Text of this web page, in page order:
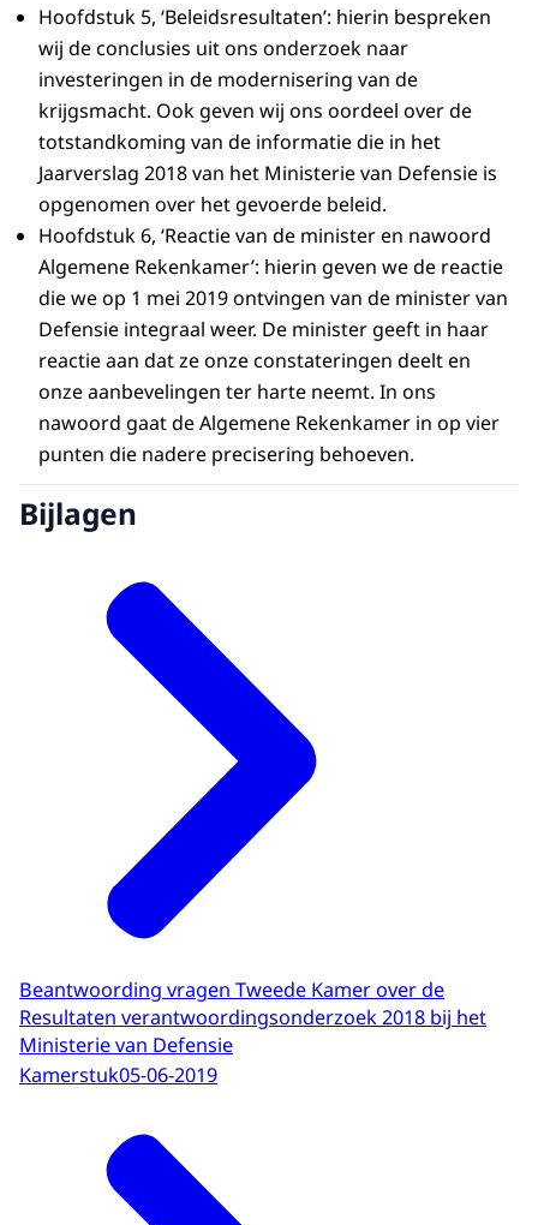
Hoofdstuk 5, ‘Beleidsresultaten’: hierin bespreken
wij de conclusies uit ons onderzoek naar
investeringen in de modernisering van de
krijgsmacht. Ook geven wij ons oordeel over de
totstandkoming van de informatie die in het
Jaarverslag 2018 van het Ministerie van Defensie is
opgenomen over het gevoerde beleid.
Hoofdstuk 6, ‘Reactie van de minister en nawoord
Algemene Rekenkamer’: hierin geven we de reactie
die we op 1 mei 2019 ontvingen van de minister van
Defensie integraal weer. De minister geeft in haar
reactie aan dat ze onze constateringen deelt en
onze aanbevelingen ter harte neemt. In ons
nawoord gaat de Algemene Rekenkamer in op vier
punten die nadere precisering behoeven.
Bijlagen
Beantwoording vragen Tweede Kamer over de
Resultaten verantwoordingsonderzoek 2018 bij het
Ministerie van Defensie
Kamerstuk05-06-2019